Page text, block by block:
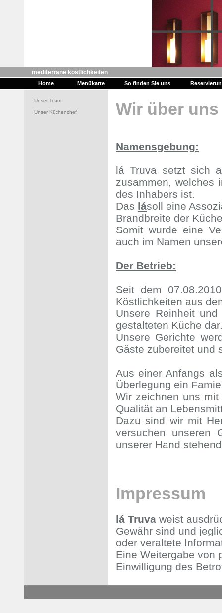
mediterrane köstlichkeiten
Home Menükarte So finden Sie uns
Unser Team
Unser Küchenchef Wir über uns
Namensgebung:
lá Truva setzt sich
zusammen, welches
des Inhabers ist.
Das lásoll eine
Brandbreite der
Somit wurde eine
auch im Namen
Der Betrieb:
Seit dem
Köstlichkeiten aus
Unsere Reinheit
gestalteten Küche dar.
Unsere Gerichte
Gäste zubereitet und
Aus einer Anfangs
Überlegung ein
Wir zeichnen uns
Qualität an
Dazu sind wir mit
versuchen unseren
unserer Hand
Impressum
lá Truva weist
Gewähr sind und
oder veraltete
Eine Weitergabe von
Einwilligung des